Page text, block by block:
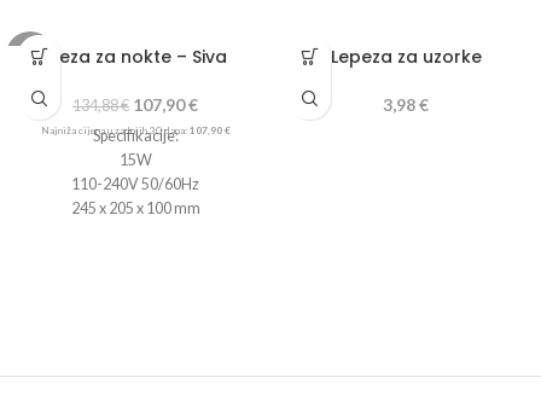
-20%Freza za nokte – Siva
134,88€ 107,90€
Najniža cijena u zadnjih 30 dana: 107,90 €
Specifikacije:
15W
110-240V 50/60Hz
245 x 205 x 100 mm
Pedalica za upravljanje
Lepeza za uzorke
3,98€